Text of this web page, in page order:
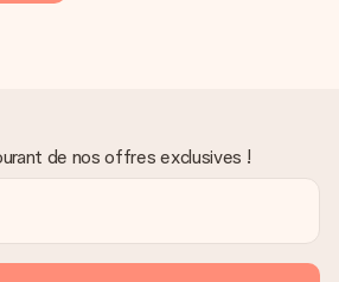
de nos offres exclusives !